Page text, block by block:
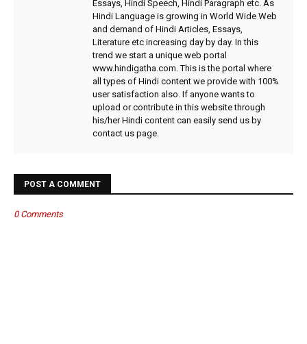
Essays, Hindi Speech, Hindi Paragraph etc. As
Hindi Language is growing in World Wide Web
and demand of Hindi Articles, Essays,
Literature etc increasing day by day. In this
trend we start a unique web portal
www.hindigatha.com. This is the portal where
all types of Hindi content we provide with 100%
user satisfaction also. If anyone wants to
upload or contribute in this website through
his/her Hindi content can easily send us by
contact us page.
POST A COMMENT
0 Comments